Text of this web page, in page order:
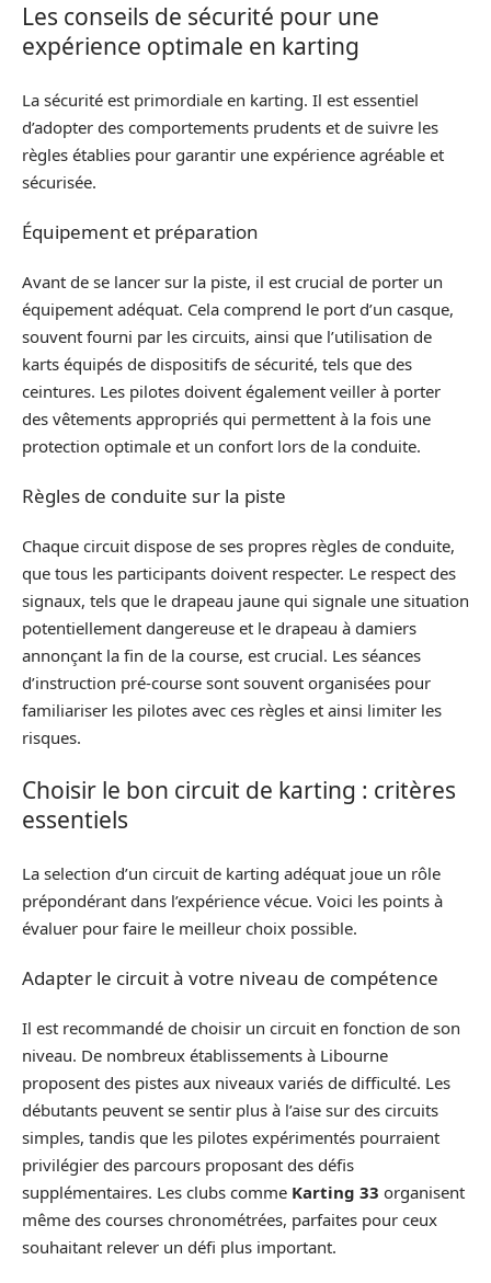
Les conseils de sécurité pour une
expérience optimale en karting
La sécurité est primordiale en karting. Il est essentiel
d’adopter des comportements prudents et de suivre les
règles établies pour garantir une expérience agréable et
sécurisée.
Équipement et préparation
Avant de se lancer sur la piste, il est crucial de porter un
équipement adéquat. Cela comprend le port d’un casque,
souvent fourni par les circuits, ainsi que l’utilisation de
karts équipés de dispositifs de sécurité, tels que des
ceintures. Les pilotes doivent également veiller à porter
des vêtements appropriés qui permettent à la fois une
protection optimale et un confort lors de la conduite.
Règles de conduite sur la piste
Chaque circuit dispose de ses propres règles de conduite,
que tous les participants doivent respecter. Le respect des
signaux, tels que le drapeau jaune qui signale une situation
potentiellement dangereuse et le drapeau à damiers
annonçant la fin de la course, est crucial. Les séances
d’instruction pré-course sont souvent organisées pour
familiariser les pilotes avec ces règles et ainsi limiter les
risques.
Choisir le bon circuit de karting : critères
essentiels
La selection d’un circuit de karting adéquat joue un rôle
prépondérant dans l’expérience vécue. Voici les points à
évaluer pour faire le meilleur choix possible.
Adapter le circuit à votre niveau de compétence
Il est recommandé de choisir un circuit en fonction de son
niveau. De nombreux établissements à Libourne
proposent des pistes aux niveaux variés de difficulté. Les
débutants peuvent se sentir plus à l’aise sur des circuits
simples, tandis que les pilotes expérimentés pourraient
privilégier des parcours proposant des défis
supplémentaires. Les clubs comme Karting 33 organisent
même des courses chronométrées, parfaites pour ceux
souhaitant relever un défi plus important.